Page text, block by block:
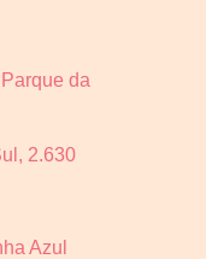
da
2.630
Azul